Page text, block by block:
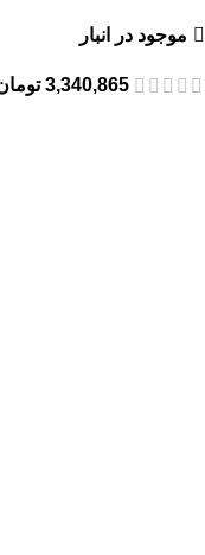
موجود در انبار
3,340,865